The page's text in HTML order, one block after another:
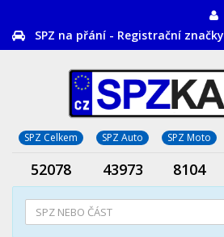
SPZ na přání - Registrační značky
SPZ Celkem SPZ Auto SPZ Moto
52078 43973 8104